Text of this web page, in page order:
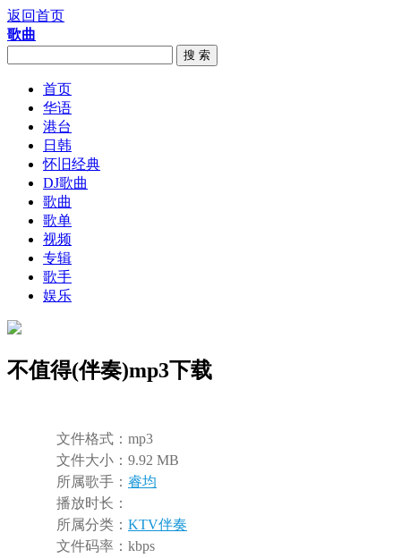
返回首页
歌曲
搜 索
首页
华语
港台
日韩
怀旧经典
DJ歌曲
歌曲
歌单
视频
专辑
歌手
娱乐
不值得(伴奏)mp3下载
文件格式： mp3
文件大小： 9.92 MB
所属歌手： 睿均
播放时长：
所属分类： KTV伴奏
文件码率： kbps